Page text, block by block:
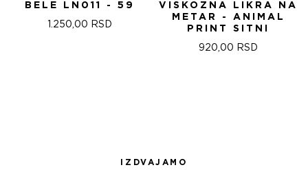
BELE LN011 - 59
1.250,00 RSD
VISKOZNA LIKRA NA
METAR - ANIMAL
PRINT SITNI
920,00 RSD
IZDVAJAMO